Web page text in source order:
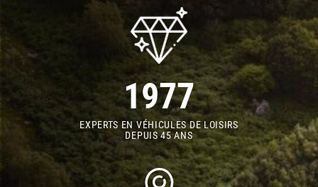
1977
EXPERTS EN VÉHICULES DE LOISIRS
DEPUIS 45 ANS